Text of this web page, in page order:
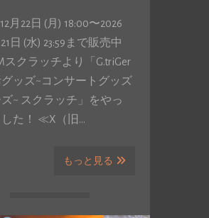
月22日 (月) 18:00〜2026
日 (水) 23:59まで販売中
スクラッチより「G.triGer
ッズ~コンサートグッズ
~ スクラッチ」をやっ
した！ ≪X（旧…
もっと見る